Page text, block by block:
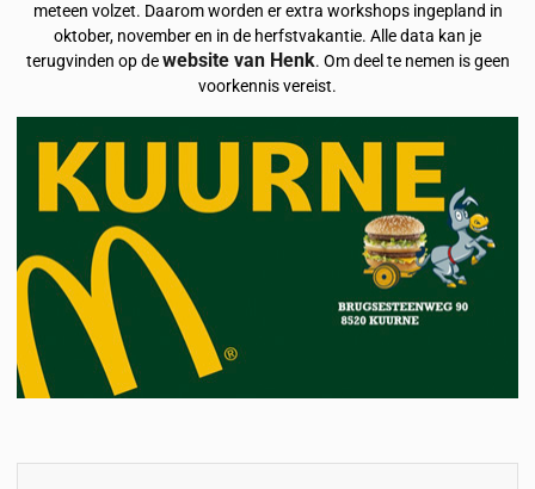
meteen volzet. Daarom worden er extra workshops ingepland in
oktober, november en in de herfstvakantie. Alle data kan je
terugvinden op dewebsite van Henk. Om deel te nemen is geen
voorkennis vereist.